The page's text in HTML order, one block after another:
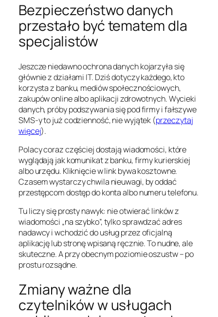
Bezpieczeństwo danych
przestało być tematem dla
specjalistów
Jeszcze niedawno ochrona danych kojarzyła się
głównie z działami IT. Dziś dotyczy każdego, kto
korzysta z banku, mediów społecznościowych,
zakupów online albo aplikacji zdrowotnych. Wycieki
danych, próby podszywania się pod firmy i fałszywe
SMS-y to już codzienność, nie wyjątek (przeczytaj
więcej).
Polacy coraz częściej dostają wiadomości, które
wyglądają jak komunikat z banku, firmy kurierskiej
albo urzędu. Kliknięcie w link bywa kosztowne.
Czasem wystarczy chwila nieuwagi, by oddać
przestępcom dostęp do konta albo numeru telefonu.
Tu liczy się prosty nawyk: nie otwierać linków z
wiadomości „na szybko”, tylko sprawdzać adres
nadawcy i wchodzić do usług przez oficjalną
aplikację lub stronę wpisaną ręcznie. To nudne, ale
skuteczne. A przy obecnym poziomie oszustw – po
prostu rozsądne.
Zmiany ważne dla
czytelników w usługach